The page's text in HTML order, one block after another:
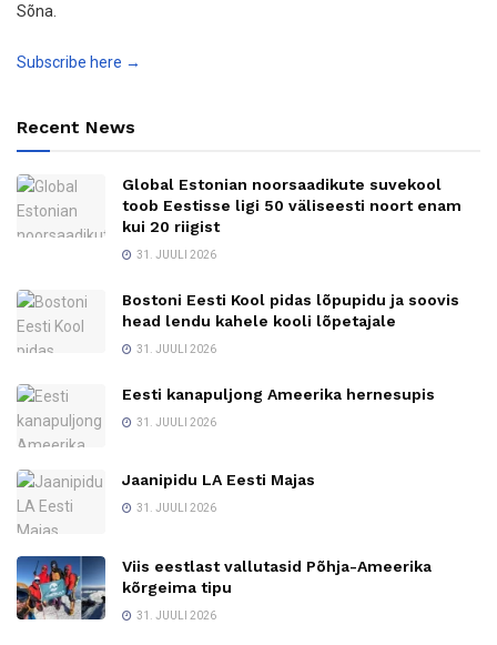
Sõna.
Subscribe here →
Recent News
Global Estonian noorsaadikute suvekool
toob Eestisse ligi 50 väliseesti noort enam
kui 20 riigist
31. JUULI 2026
Bostoni Eesti Kool pidas lõpupidu ja soovis
head lendu kahele kooli lõpetajale
31. JUULI 2026
Eesti kanapuljong Ameerika hernesupis
31. JUULI 2026
Jaanipidu LA Eesti Majas
31. JUULI 2026
Viis eestlast vallutasid Põhja-Ameerika
kõrgeima tipu
31. JUULI 2026